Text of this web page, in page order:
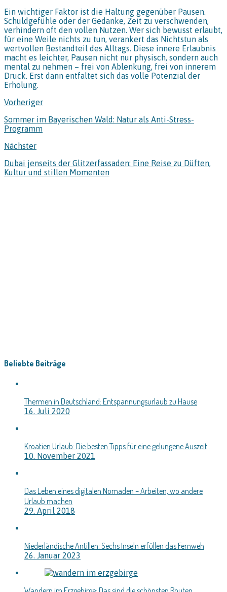
Ein wichtiger Faktor ist die Haltung gegenüber Pausen.
Schuldgefühle oder der Gedanke, Zeit zu verschwenden,
verhindern oft den vollen Nutzen. Wer sich bewusst erlaubt,
für eine Weile nichts zu tun, verankert das Nichtstun als
wertvollen Bestandteil des Alltags. Diese innere Erlaubnis
macht es leichter, Pausen nicht nur physisch, sondern auch
mental zu nehmen – frei von Ablenkung, frei von innerem
Druck. Erst dann entfaltet sich das volle Potenzial der
Erholung.
Vorheriger
Sommer im Bayerischen Wald: Natur als Anti-Stress-
Programm
Nächster
Dubai jenseits der Glitzerfassaden: Eine Reise zu Düften,
Kultur und stillen Momenten
Beliebte Beiträge
Thermen in Deutschland: Entspannungsurlaub zu Hause
16. Juli 2020
Kroatien Urlaub: Die besten Tipps für eine gelungene Auszeit
10. November 2021
Das Leben eines digitalen Nomaden – Arbeiten, wo andere
Urlaub machen
29. April 2018
Niederländische Antillen: Sechs Inseln erfüllen das Fernweh
26. Januar 2023